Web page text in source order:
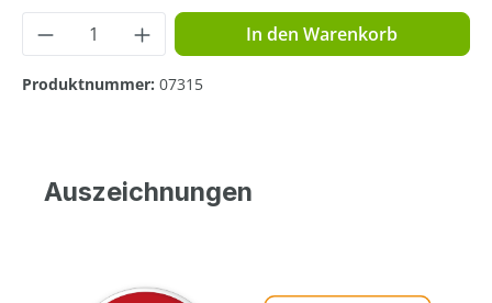
Produkt Anzahl: Gib den gewünschten
In den Warenkorb
Produktnummer: 07315
Auszeichnungen